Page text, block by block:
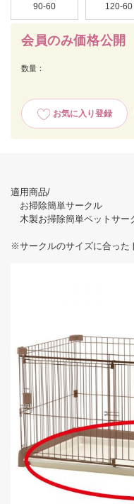
会員のみ価格公開
数量：
お気に入り登録
90-60 120-60
適用商品/
お掃除簡単サークル
木製お掃除簡単ペットサー
※サークルのサイズに合った